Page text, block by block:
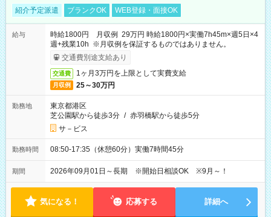
紹介予定派遣 ブランクOK WEB登録・面接OK
給与
時給1800円 月収例 29万円 時給1800円×実働7h45m×週5日×4
週+残業10h ※月収例を保証するものではありません。
交通費別途支給あり
交通費 1ヶ月3万円を上限として実費支給
月収例 25～30万円
勤務地
東京都港区
芝公園駅から徒歩3分 / 赤羽橋駅から徒歩5分
サ－ビス
勤務時間 08:50-17:35（休憩60分）実働7時間45分
期間 2026年09月01日～長期 ※開始日相談OK ※9月～！
気になる！ 応募する 詳細へ